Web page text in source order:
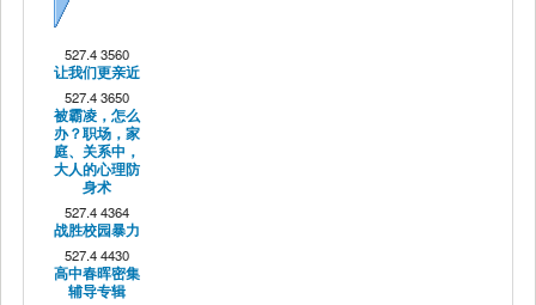
527.4 3560
让我们更亲近
527.4 3650
被霸凌，怎么
办？职场，家
庭、关系中，
大人的心理防
身术
527.4 4364
战胜校园暴力
527.4 4430
高中春晖密集
辅导专辑